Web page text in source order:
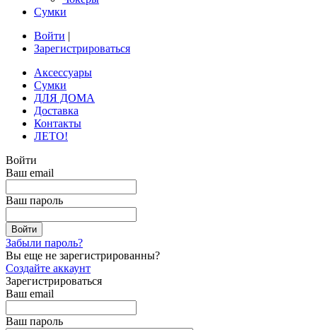
Сумки
Войти |
Зарегистрироваться
Аксессуары
Сумки
ДЛЯ ДОМА
Доставка
Контакты
ЛЕТО!
Войти
Ваш email
Ваш пароль
Забыли пароль?
Вы еще не зарегистрированны?
Создайте аккаунт
Зарегистрироваться
Ваш email
Ваш пароль